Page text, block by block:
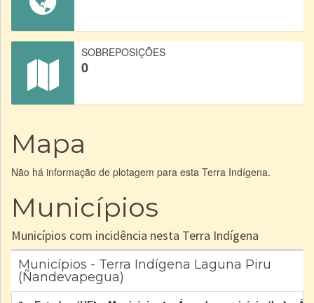
SOBREPOSIÇÕES
0
Mapa
Não há informação de plotagem para esta Terra Indígena.
Municípios
Municípios com incidência nesta Terra Indígena
Municípios - Terra Indígena Laguna Piru
(Ñandevapegua)